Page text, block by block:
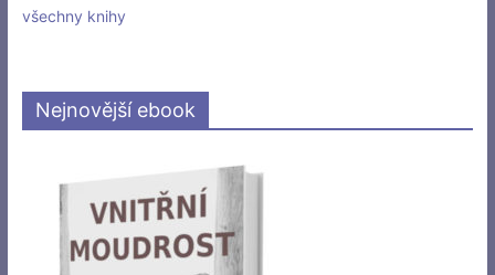
všechny knihy
Nejnovější ebook